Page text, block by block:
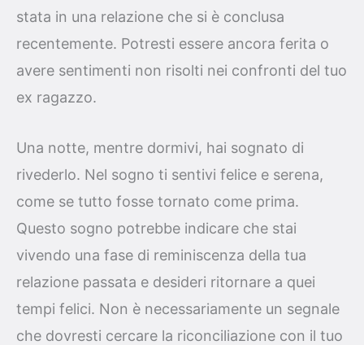
stata in una relazione che si è conclusa
recentemente. Potresti essere ancora ferita o
avere sentimenti non risolti nei confronti del tuo
ex ragazzo.
Una notte, mentre dormivi, hai sognato di
rivederlo. Nel sogno ti sentivi felice e serena,
come se tutto fosse tornato come prima.
Questo sogno potrebbe indicare che stai
vivendo una fase di reminiscenza della tua
relazione passata e desideri ritornare a quei
tempi felici. Non è necessariamente un segnale
che dovresti cercare la riconciliazione con il tuo